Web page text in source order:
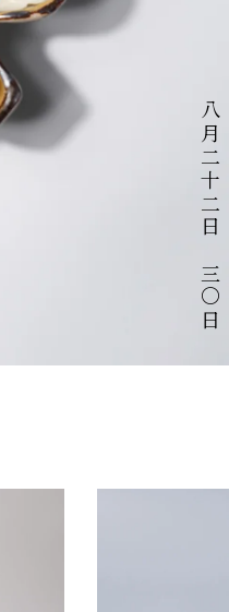
八月二十二日～三〇日